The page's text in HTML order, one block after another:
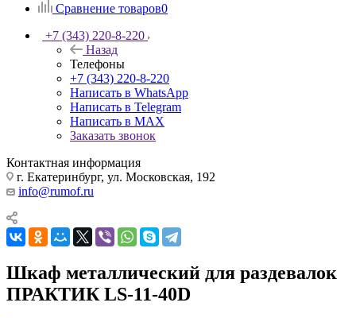
Сравнение товаров0
+7 (343) 220-8-220
Назад
Телефоны
+7 (343) 220-8-220
Написать в WhatsApp
Написать в Telegram
Написать в MAX
Заказать звонок
Контактная информация
г. Екатеринбург, ул. Московская, 192
info@rumof.ru
Шкаф металлический для раздевалок
ПРАКТИК LS-11-40D